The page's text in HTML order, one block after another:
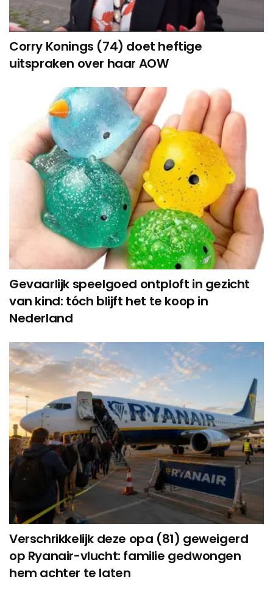
Corry Konings (74) doet heftige
uitspraken over haar AOW
Gevaarlijk speelgoed ontploft in gezicht
van kind: tóch blijft het te koop in
Nederland
Verschrikkelijk deze opa (81) geweigerd
op Ryanair-vlucht: familie gedwongen
hem achter te laten